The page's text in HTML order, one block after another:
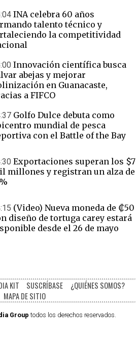
INA celebra 60 años
talento técnico y
la competitividad
Innovación científica busca
abejas y mejorar
en Guanacaste,
a FIFCO
Golfo Dulce debuta como
mundial de pesca
con el Battle of the Bay
Exportaciones superan los $7
millones y registran un alza de
(Video) Nueva moneda de ₡50
diseño de tortuga carey estará
desde el 26 de mayo
KIT SUSCRÍBASE
¿QUIÉNES SOMOS?
MAPA DE SITIO
Group todos los derechos reservados.